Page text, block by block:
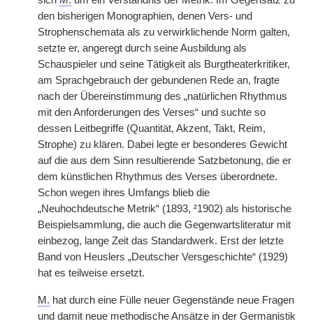
den bisherigen Monographien, denen Vers- und
Strophenschemata als zu verwirklichende Norm galten,
setzte er, angeregt durch seine Ausbildung als
Schauspieler und seine Tätigkeit als Burgtheaterkritiker,
am Sprachgebrauch der gebundenen Rede an, fragte
nach der Übereinstimmung des „natürlichen Rhythmus
mit den Anforderungen des Verses“ und suchte so
dessen Leitbegriffe (Quantität, Akzent, Takt, Reim,
Strophe) zu klären. Dabei legte er besonderes Gewicht
auf die aus dem Sinn resultierende Satzbetonung, die er
dem künstlichen Rhythmus des Verses überordnete.
Schon wegen ihres Umfangs blieb die
„Neuhochdeutsche Metrik“ (1893, ²1902) als historische
Beispielsammlung, die auch die Gegenwartsliteratur mit
einbezog, lange Zeit das Standardwerk. Erst der letzte
Band von Heuslers „Deutscher Versgeschichte“ (1929)
hat es teilweise ersetzt.
M. hat durch eine Fülle neuer Gegenstände neue Fragen
und damit neue methodische Ansätze in der Germanistik